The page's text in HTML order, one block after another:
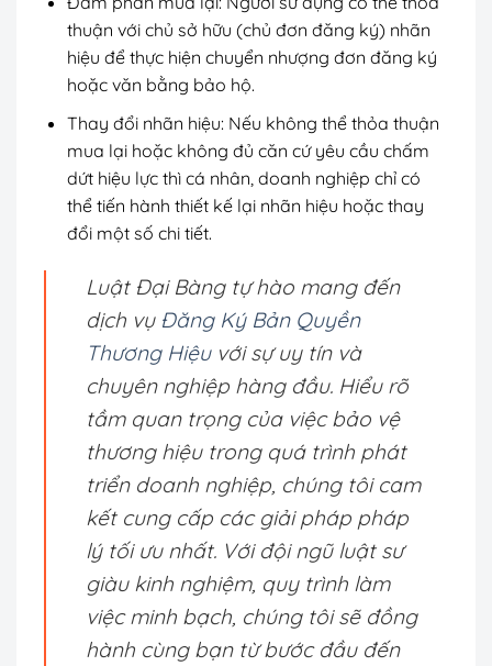
thuận với chủ sở hữu (chủ đơn đăng ký) nhãn
hiệu để thực hiện chuyển nhượng đơn đăng ký
hoặc văn bằng bảo hộ.
Thay đổi nhãn hiệu: Nếu không thể thỏa thuận
mua lại hoặc không đủ căn cứ yêu cầu chấm
dứt hiệu lực thì cá nhân, doanh nghiệp chỉ có
thể tiến hành thiết kế lại nhãn hiệu hoặc thay
đổi một số chi tiết.
Luật Đại Bàng tự hào mang đến
dịch vụ Đăng Ký Bản Quyền
Thương Hiệuvới sự uy tín và
chuyên nghiệp hàng đầu. Hiểu rõ
tầm quan trọng của việc bảo vệ
thương hiệu trong quá trình phát
triển doanh nghiệp, chúng tôi cam
kết cung cấp các giải pháp pháp
lý tối ưu nhất. Với đội ngũ luật sư
giàu kinh nghiệm, quy trình làm
việc minh bạch, chúng tôi sẽ đồng
hành cùng bạn từ bước đầu đến